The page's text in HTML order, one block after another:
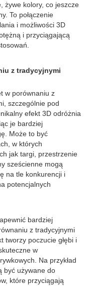
żywe kolory, co jeszcze
To połączenie
i możliwości 3D
i przyciągającą
z tradycyjnymi
w porównaniu z
szczególnie pod
efekt 3D odróżnia
je bardziej
Może to być
w których
jak targi, przestrzenie
sześcienne mogą
na tle konkurencji i
potencjalnych
bardziej
z tradycyjnymi
tworzy poczucie głębi i
w
Na przykład
być używane do
które przyciągają